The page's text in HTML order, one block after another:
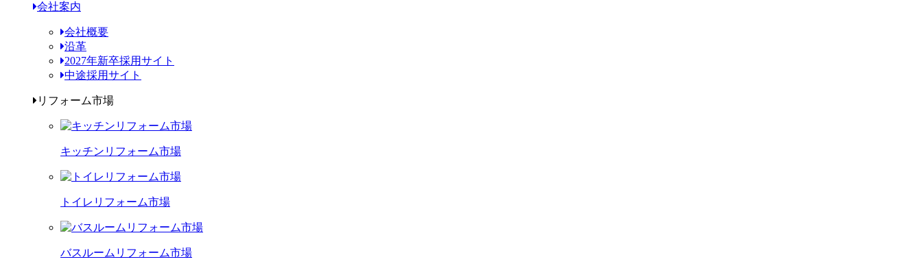
会社案内
会社概要
沿革
2027年新卒採用サイト
中途採用サイト
リフォーム市場
キッチンリフォーム市場
トイレリフォーム市場
バスルームリフォーム市場